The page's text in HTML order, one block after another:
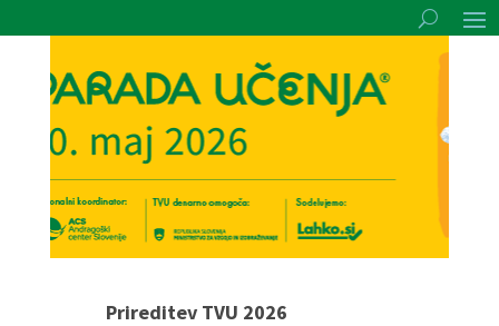
Prireditev TVU 2026